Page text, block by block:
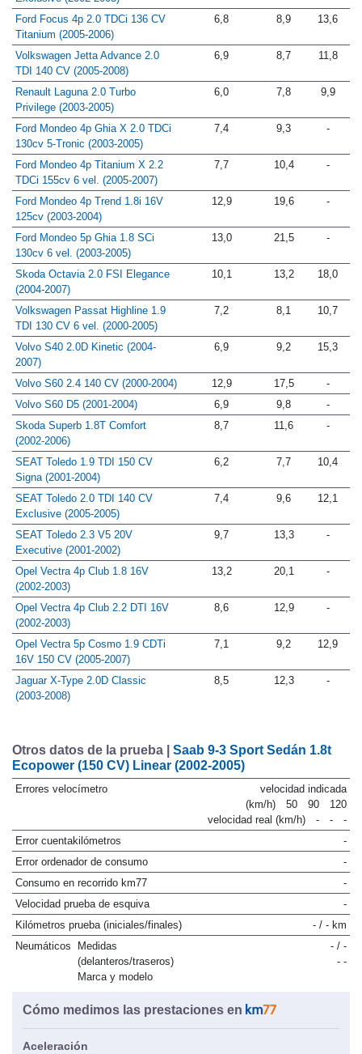
Ford Focus 4p 2.0 TDCi 136 CV
Titanium (2005-2006)
6,8 8,9 13,6
Volkswagen Jetta Advance 2.0
TDI 140 CV (2005-2008)
6,9 8,7 11,8
Renault Laguna 2.0 Turbo
Privilege (2003-2005)
6,0 7,8 9,9
Ford Mondeo 4p Ghia X 2.0 TDCi
130cv 5-Tronic (2003-2005)
7,4 9,3 -
Ford Mondeo 4p Titanium X 2.2
TDCi 155cv 6 vel. (2005-2007)
7,7 10,4 -
Ford Mondeo 4p Trend 1.8i 16V
125cv (2003-2004)
12,9 19,6 -
Ford Mondeo 5p Ghia 1.8 SCi
130cv 6 vel. (2003-2005)
13,0 21,5 -
Skoda Octavia 2.0 FSI Elegance
(2004-2007)
10,1 13,2 18,0
Volkswagen Passat Highline 1.9
TDI 130 CV 6 vel. (2000-2005)
7,2 8,1 10,7
Volvo S40 2.0D Kinetic (2004-
2007)
6,9 9,2 15,3
Volvo S60 2.4 140 CV (2000-2004) 12,9 17,5
-
Volvo S60 D5 (2001-2004)
6,9 9,8
-
Skoda Superb 1.8T Comfort
(2002-2006)
8,7 11,6 -
SEAT Toledo 1.9 TDI 150 CV
Signa (2001-2004)
6,2 7,7 10,4
SEAT Toledo 2.0 TDI 140 CV
Exclusive (2005-2005)
7,4 9,6 12,1
SEAT Toledo 2.3 V5 20V
Executive (2001-2002)
9,7 13,3 -
Opel Vectra 4p Club 1.8 16V
(2002-2003)
13,2 20,1 -
Opel Vectra 4p Club 2.2 DTI 16V
(2002-2003)
8,6 12,9 -
Opel Vectra 5p Cosmo 1.9 CDTi
16V 150 CV (2005-2007)
7,1 9,2 12,9
Jaguar X-Type 2.0D Classic
(2003-2008)
8,5 12,3 -
Otros datos de la prueba | Saab 9-3 Sport Sedán 1.8t
Ecopower (150 CV) Linear (2002-2005)
Errores velocímetro
velocidad indicada
(km/h)
50 90
120
velocidad real (km/h)
- -
-
Error cuentakilómetros
-
Error ordenador de consumo
-
Consumo en recorrido km77
-
Velocidad prueba de esquiva
-
Kilómetros prueba (iniciales/finales)
- / - km
Neumáticos
Medidas
(delanteros/traseros)
Marca y modelo
- / -
- -
Cómo medimos las prestaciones en
Aceleración